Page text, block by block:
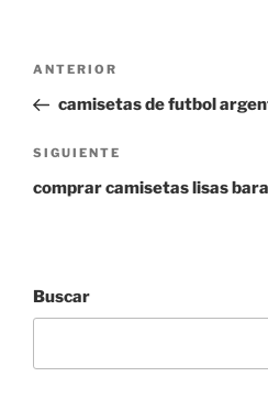
Navegación
entradas
Entrada
anterior:
ANTERIOR
camisetas de futbol
Siguiente
entrada
SIGUIENTE
comprar camisetas lisas
Buscar